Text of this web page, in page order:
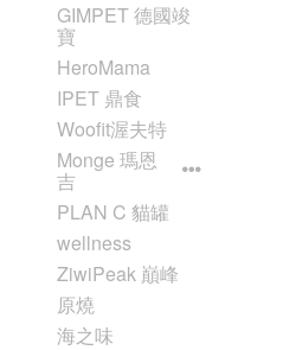
GIMPET 德國竣
寶
HeroMama
IPET 鼎食
Woofit渥夫特
Monge 瑪恩
吉
PLAN C 貓罐
wellness
ZiwiPeak 巔峰
原燒
海之味